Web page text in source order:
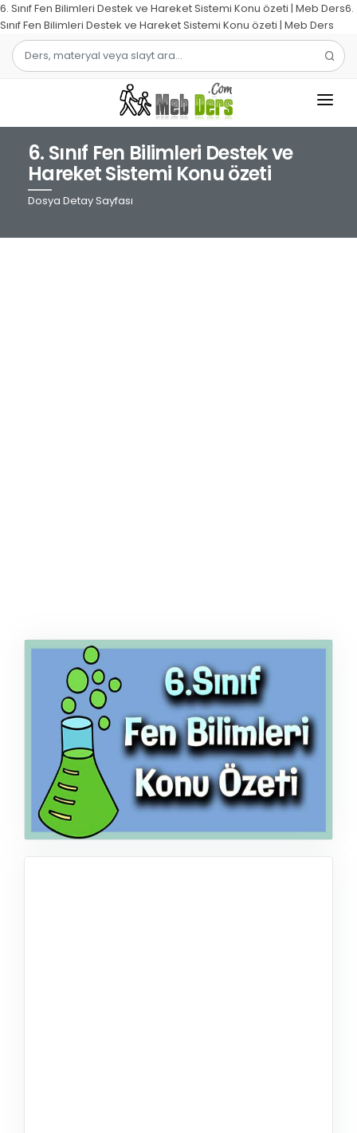
6. Sınıf Fen Bilimleri Destek ve Hareket Sistemi Konu özeti | Meb Ders6.
Sınıf Fen Bilimleri Destek ve Hareket Sistemi Konu özeti | Meb Ders
1.SINIF
2.SINIF
6. Sınıf Fen Bilimleri Destek ve
Hareket Sistemi Konu özeti
Dosya Detay Sayfası